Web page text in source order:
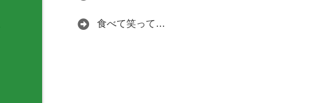
食べて笑って…